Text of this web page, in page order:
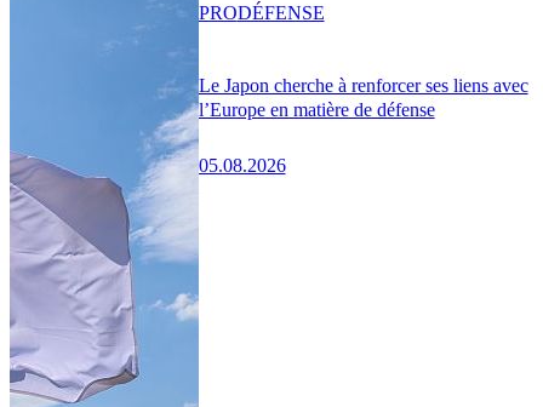
Le Japon cherche à renforcer ses liens avec
l’Europe en matière de défense
05.08.2026
PRODÉFENSE